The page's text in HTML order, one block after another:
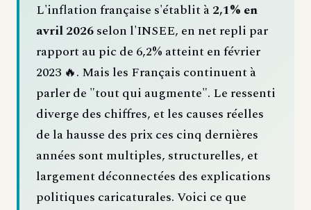
L'inflation française s'établit à2,1% en
avril 2026selon l'INSEE, en net repli par
rapport au pic de 6,2% atteint en février
2023 🔥. Mais les Français continuent à
parler de "tout qui augmente". Le ressenti
diverge des chiffres, et les causes réelles
de la hausse des prix ces cinq dernières
années sont multiples, structurelles, et
largement déconnectées des explications
politiques caricaturales. Voici ce que